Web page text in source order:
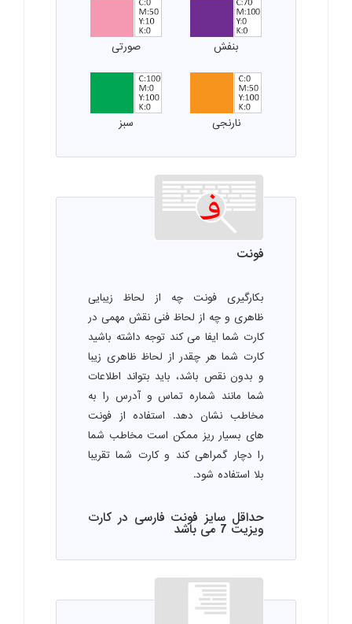
بنفش صورتی
نارنجی سبز
فونت
بکارگیری فونت چه از لحاظ زیبایی
ظاهری و چه از لحاظ فنی نقش مهمی در
کارت شما ایفا می کند توجه داشته باشید
کارت شما هر چقدر از لحاظ ظاهری زیبا
و بدون نقص باشد، باید بتواند اطلاعات
شما مانند شماره تماس و آدرس را به
مخاطب نشان دهد. استفاده از فونت
های بسیار ریز ممکن است مخاطب شما
را دچار گمراهی کند و کارت شما تقریبا
بلا استفاده شود.
حداقل سایز فونت فارسی در کارت
ویزیت 7 می باشد